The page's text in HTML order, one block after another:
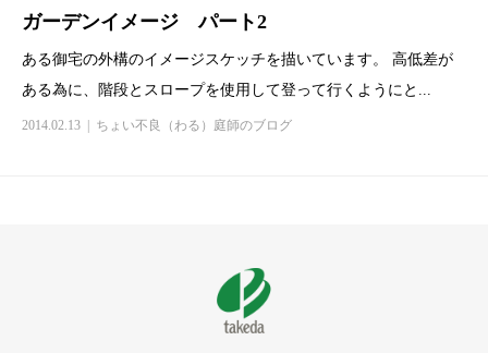
ガーデンイメージ パート2
ある御宅の外構のイメージスケッチを描いています。 高低差が
ある為に、階段とスロープを使用して登って行くようにと...
2014.02.13 ちょい不良（わる）庭師のブログ